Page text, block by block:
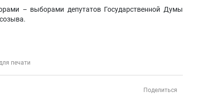
– выборами депутатов Государственной Думы
печати
Поделиться